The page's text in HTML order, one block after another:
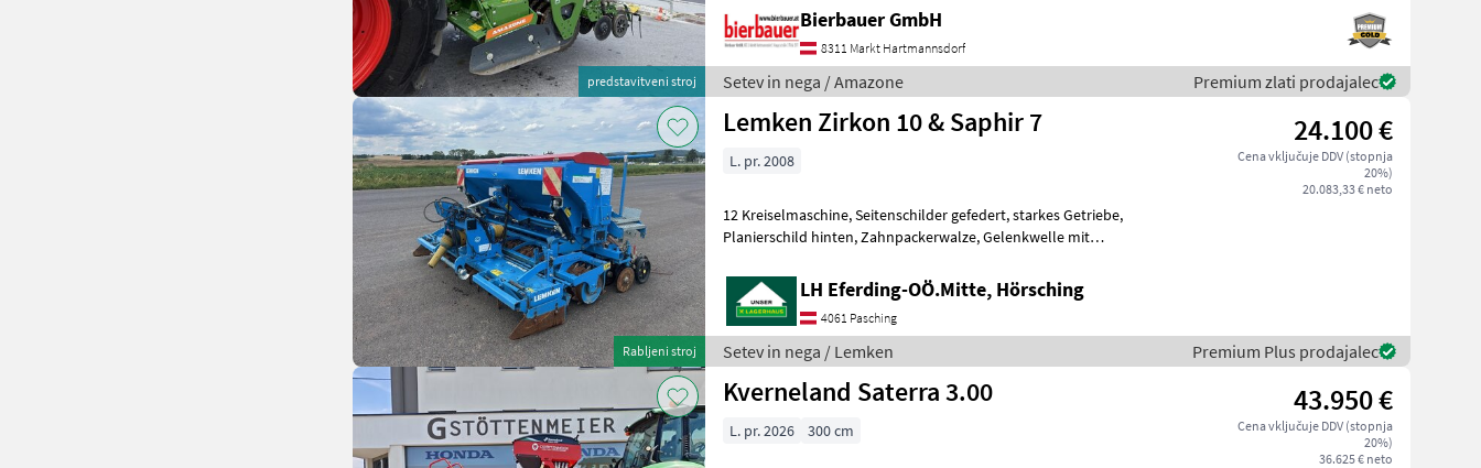
predstavitveni stroj
Bierbauer GmbH
8311 Markt Hartmannsdorf
Setev in nega / Amazone Premium zlati prodajalec
Rabljeni stroj
Lemken Zirkon 10 & Saphir 7 24.100 €
Cena vključuje DDV (stopnja
20%)
20.083,33 € neto
L. pr. 2008
12 Kreiselmaschine, Seitenschilder gefedert, starkes Getriebe,
Planierschild hinten, Zahnpackerwalze, Gelenkwelle mit
LH Eferding-OÖ.Mitte, Hörsching
4061 Pasching
Setev in nega / Lemken Premium Plus prodajalec
Kverneland Saterra 3.00 43.950 €
Cena vključuje DDV (stopnja
20%)
36.625 € neto
L. pr. 2026 300 cm